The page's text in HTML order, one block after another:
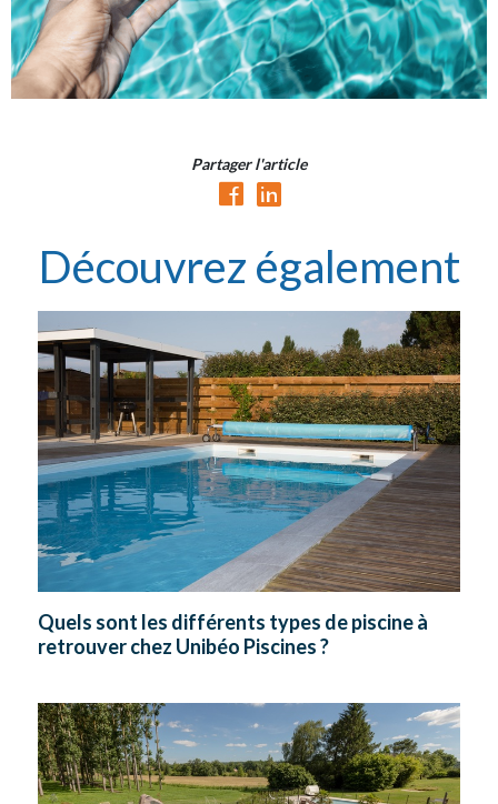
Partager l'article
Découvrez également
Quels sont les différents types de piscine à
retrouver chez Unibéo Piscines ?